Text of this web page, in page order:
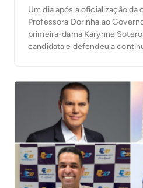
Um dia após a oficialização da
Professora Dorinha ao
primeira-dama Karynne
candidata e defendeu a
publicado nesta quinta-feira,